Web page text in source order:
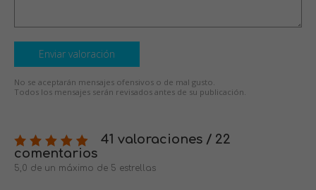
Enviar valoración
No se aceptarán mensajes ofensivos o de mal gusto.
Todos los mensajes serán revisados antes de su publicación.
41 valoraciones / 22
comentarios
5,0 de un máximo de 5 estrellas